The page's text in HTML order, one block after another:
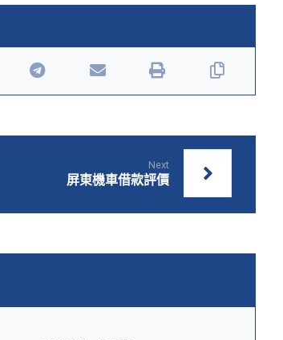
Next
屏東機車借款評價